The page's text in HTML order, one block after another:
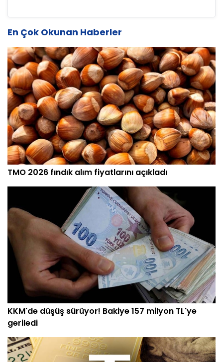
En Çok Okunan Haberler
TMO 2026 fındık alım fiyatlarını açıkladı
KKM'de düşüş sürüyor! Bakiye 157 milyon TL'ye
geriledi